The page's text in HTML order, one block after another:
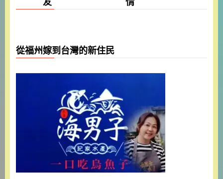
從福州嫁到台灣的新住民